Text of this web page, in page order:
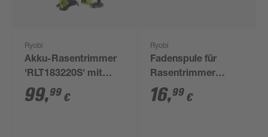
Ryobi
Akku-Rasentrimmer
'RLT183220S' mit
Akku und Ladegerät
99,99 €
Ryobi
Fadenspule für
Rasentrimmer
'RAC125' Ø 1,6 mm, 3
Stück
16,99 €